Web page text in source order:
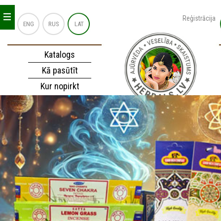
ENG RUS LAT
Reģistrācija
Katalogs
Kā pasūtīt
Kur nopirkt
_
_
_